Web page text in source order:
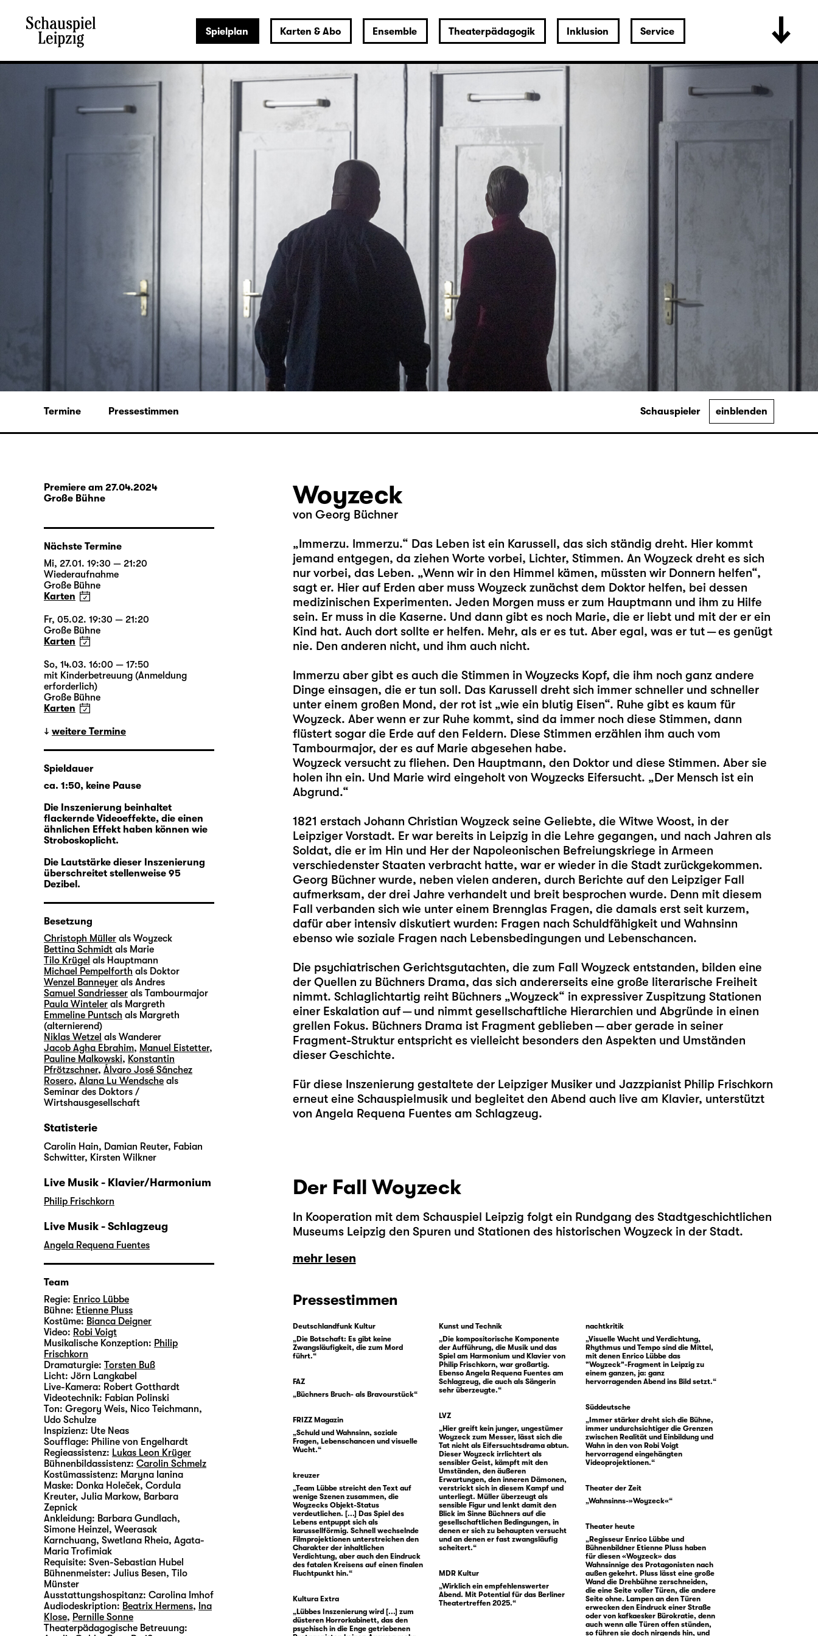
Spielplan Karten & Abo Ensemble Theaterpädagogik Inklusion Service
Termine Pressestimmen Schauspieler einblenden
Woyzeck
von Georg Büchner
„Immerzu. Immerzu.“ Das Leben ist ein Karussell, das sich ständig dreht. Hier kommt
jemand entgegen, da ziehen Worte vorbei, Lichter, Stimmen. An Woyzeck dreht es sich
nur vorbei, das Leben. „Wenn wir in den Himmel kämen, müssten wir Donnern helfen“,
sagt er. Hier auf Erden aber muss Woyzeck zunächst dem Doktor helfen, bei dessen
medizinischen Experimenten. Jeden Morgen muss er zum Hauptmann und ihm zu Hilfe
sein. Er muss in die Kaserne. Und dann gibt es noch Marie, die er liebt und mit der er ein
Kind hat. Auch dort sollte er helfen. Mehr, als er es tut. Aber egal, was er tut — es genügt
nie. Den anderen nicht, und ihm auch nicht.
Immerzu aber gibt es auch die Stimmen in Woyzecks Kopf, die ihm noch ganz andere
Dinge einsagen, die er tun soll. Das Karussell dreht sich immer schneller und schneller
unter einem großen Mond, der rot ist „wie ein blutig Eisen“. Ruhe gibt es kaum für
Woyzeck. Aber wenn er zur Ruhe kommt, sind da immer noch diese Stimmen, dann
flüstert sogar die Erde auf den Feldern. Diese Stimmen erzählen ihm auch vom
Tambourmajor, der es auf Marie abgesehen habe.
Woyzeck versucht zu fliehen. Den Hauptmann, den Doktor und diese Stimmen. Aber sie
holen ihn ein. Und Marie wird eingeholt von Woyzecks Eifersucht. „Der Mensch ist ein
Abgrund.“
1821 erstach Johann Christian Woyzeck seine Geliebte, die Witwe Woost, in der
Leipziger Vorstadt. Er war bereits in Leipzig in die Lehre gegangen, und nach Jahren als
Soldat, die er im Hin und Her der Napoleonischen Befreiungskriege in Armeen
verschiedenster Staaten verbracht hatte, war er wieder in die Stadt zurückgekommen.
Georg Büchner wurde, neben vielen anderen, durch Berichte auf den Leipziger Fall
aufmerksam, der drei Jahre verhandelt und breit besprochen wurde. Denn mit diesem
Fall verbanden sich wie unter einem Brennglas Fragen, die damals erst seit kurzem,
dafür aber intensiv diskutiert wurden: Fragen nach Schuldfähigkeit und Wahnsinn
ebenso wie soziale Fragen nach Lebensbedingungen und Lebenschancen.
Die psychiatrischen Gerichtsgutachten, die zum Fall Woyzeck entstanden, bilden eine
der Quellen zu Büchners Drama, das sich andererseits eine große literarische Freiheit
nimmt. Schlaglichtartig reiht Büchners „Woyzeck“ in expressiver Zuspitzung Stationen
einer Eskalation auf — und nimmt gesellschaftliche Hierarchien und Abgründe in einen
grellen Fokus. Büchners Drama ist Fragment geblieben — aber gerade in seiner
Fragment-Struktur entspricht es vielleicht besonders den Aspekten und Umständen
dieser Geschichte.
Für diese Inszenierung gestaltete der Leipziger Musiker und Jazzpianist Philip Frischkorn
erneut eine Schauspielmusik und begleitet den Abend auch live am Klavier, unterstützt
von Angela Requena Fuentes am Schlagzeug.
Der Fall Woyzeck
In Kooperation mit dem Schauspiel Leipzig folgt ein Rundgang des Stadtgeschichtlichen
Museums Leipzig den Spuren und Stationen des historischen Woyzeck in der Stadt.
mehr lesen
Pressestimmen
Deutschlandfunk Kultur
„Die Botschaft: Es gibt keine
Zwangsläufigkeit, die zum Mord
führt.“
FAZ
„Büchners Bruch- als Bravourstück“
FRIZZ Magazin
„Schuld und Wahnsinn, soziale
Fragen, Lebenschancen und visuelle
Wucht.“
kreuzer
„Team Lübbe streicht den Text auf
wenige Szenen zusammen, die
Woyzecks Objekt-Status
verdeutlichen. [...] Das Spiel des
Lebens entpuppt sich als
karussellförmig. Schnell wechselnde
Filmprojektionen unterstreichen den
Charakter der inhaltlichen
Verdichtung, aber auch den Eindruck
des fatalen Kreisens auf einen finalen
Fluchtpunkt hin.“
Kultura Extra
„Lübbes Inszenierung wird [...] zum
düsteren Horrorkabinett, das den
psychisch in die Enge getriebenen
Kunst und Technik
„Die kompositorische Komponente
der Aufführung, die Musik und das
Spiel am Harmonium und Klavier von
Philip Frischkorn, war großartig.
Ebenso Angela Requena Fuentes am
Schlagzeug, die auch als Sängerin
sehr überzeugte.“
LVZ
„Hier greift kein junger, ungestümer
Woyzeck zum Messer, lässt sich die
Tat nicht als Eifersuchtsdrama abtun.
Dieser Woyzeck irrlichtert als
sensibler Geist, kämpft mit den
Umständen, den äußeren
Erwartungen, den inneren Dämonen,
verstrickt sich in diesem Kampf und
unterliegt. Müller überzeugt als
sensible Figur und lenkt damit den
Blick im Sinne Büchners auf die
gesellschaftlichen Bedingungen, in
denen er sich zu behaupten versucht
und an denen er fast zwangsläufig
scheitert.“
MDR Kultur
„Wirklich ein empfehlenswerter
Abend. Mit Potential für das Berliner
Theatertreffen 2025.“
nachtkritik
„Visuelle Wucht und Verdichtung,
Rhythmus und Tempo sind die Mittel,
mit denen Enrico Lübbe das
"Woyzeck"-Fragment in Leipzig zu
einem ganzen, ja: ganz
hervorragenden Abend ins Bild setzt.“
Süddeutsche
„Immer stärker dreht sich die Bühne,
immer undurchsichtiger die Grenzen
zwischen Realität und Einbildung und
Wahn in den von Robi Voigt
hervorragend eingehängten
Videoprojektionen.“
Theater der Zeit
„Wahnsinns-»Woyzeck«“
Theater heute
„Regisseur Enrico Lübbe und
Bühnenbildner Etienne Pluss haben
für diesen «Woyzeck» das
Wahnsinnige des Protagonisten nach
außen gekehrt. Pluss lässt eine große
Wand die Drehbühne zerschneiden,
die eine Seite voller Türen, die andere
Seite ohne. Lampen an den Türen
erwecken den Eindruck einer Straße
oder von kafkaesker Bürokratie, denn
auch wenn alle Türen offen stünden,
so führen sie doch nirgends hin, und
Premiere am 27.04.2024
Große Bühne
Nächste Termine
Mi, 27.01. 19:30 — 21:20
Wiederaufnahme
Große Bühne
Karten
Fr, 05.02. 19:30 — 21:20
Große Bühne
Karten
So, 14.03. 16:00 — 17:50
mit Kinderbetreuung (Anmeldung
erforderlich)
Große Bühne
Karten
weitere Termine
Spieldauer
ca. 1:50, keine Pause
Die Inszenierung beinhaltet
flackernde Videoeffekte, die einen
ähnlichen Effekt haben können wie
Stroboskoplicht.
Die Lautstärke dieser Inszenierung
überschreitet stellenweise 95
Dezibel.
Besetzung
Christoph Müller als Woyzeck
Bettina Schmidt als Marie
Tilo Krügel als Hauptmann
Michael Pempelforth als Doktor
Wenzel Banneyer als Andres
Samuel Sandriesser als Tambourmajor
Paula Winteler als Margreth
Emmeline Puntsch als Margreth
(alternierend)
Niklas Wetzel als Wanderer
Jacob Agha Ebrahim, Manuel Eistetter,
Pauline Malkowski, Konstantin
Pfrötzschner, Álvaro José Sánchez
Rosero, Alana Lu Wendsche als
Seminar des Doktors /
Wirtshausgesellschaft
Statisterie
Carolin Hain, Damian Reuter, Fabian
Schwitter, Kirsten Wilkner
Live Musik - Klavier/Harmonium
Philip Frischkorn
Live Musik - Schlagzeug
Angela Requena Fuentes
Team
Regie: Enrico Lübbe
Bühne: Etienne Pluss
Kostüme: Bianca Deigner
Video: Robi Voigt
Musikalische Konzeption: Philip
Frischkorn
Dramaturgie: Torsten Buß
Licht: Jörn Langkabel
Live-Kamera: Robert Gotthardt
Videotechnik: Fabian Polinski
Ton: Gregory Weis, Nico Teichmann,
Udo Schulze
Inspizienz: Ute Neas
Soufflage: Philine von Engelhardt
Regieassistenz: Lukas Leon Krüger
Bühnenbildassistenz: Carolin Schmelz
Kostümassistenz: Maryna Ianina
Maske: Donka Holeček, Cordula
Kreuter, Julia Markow, Barbara
Zepnick
Ankleidung: Barbara Gundlach,
Simone Heinzel, Weerasak
Karnchuang, Swetlana Rheia, Agata-
Maria Trofimiak
Requisite: Sven-Sebastian Hubel
Bühnenmeister: Julius Besen, Tilo
Münster
Ausstattungshospitanz: Carolina Imhof
Audiodeskription: Beatrix Hermens, Ina
Klose, Pernille Sonne
Theaterpädagogische Betreuung: